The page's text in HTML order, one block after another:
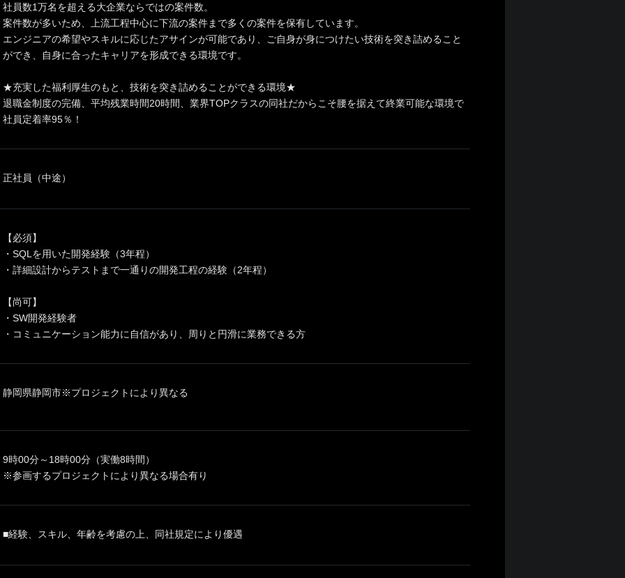
社員数1万名を超える大企業ならではの案件数。
案件数が多いため、上流工程中心に下流の案件まで多くの案件を保有しています。
エンジニアの希望やスキルに応じたアサインが可能であり、ご自身が身につけたい技術を突き詰めること
ができ、自身に合ったキャリアを形成できる環境です。
★充実した福利厚生のもと、技術を突き詰めることができる環境★
退職金制度の完備、平均残業時間20時間、業界TOPクラスの同社だからこそ腰を据えて終業可能な環境で
社員定着率95％！
正社員（中途）
【必須】
・SQLを用いた開発経験（3年程）
・詳細設計からテストまで一通りの開発工程の経験（2年程）
【尚可】
・SW開発経験者
・コミュニケーション能力に自信があり、周りと円滑に業務できる方
静岡県静岡市※プロジェクトにより異なる
9時00分～18時00分（実働8時間）
※参画するプロジェクトにより異なる場合有り
■経験、スキル、年齢を考慮の上、同社規定により優遇